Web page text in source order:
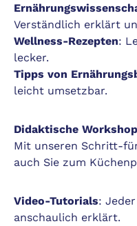
Verständlich erklärt
Wellness-Rezepten:
lecker.
Tipps von
leicht umsetzbar.
Didaktische
Mit unseren Schritt-
auch Sie zum
Video-Tutorials:
anschaulich erklärt.